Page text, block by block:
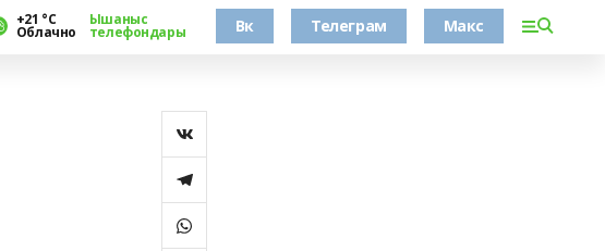
+21 °С
Облачно
Ышаныс
телефондары Вк Телеграм Макс